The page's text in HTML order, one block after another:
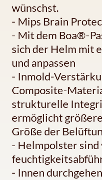
wünschst.
- Mips Brain
- Mit dem Boa®-
sich der Helm mit
und anpassen
- Inmold-
Composite-
strukturelle
ermöglicht
Größe der
- Helmpolster
- Innen